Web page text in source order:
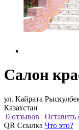
Салон
ул. Кайрата
Казахстан
0 отзывов | Оставить
QR Ссылка Что это?